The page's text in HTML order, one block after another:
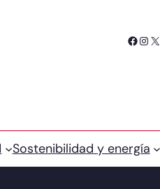
Facebook Instagram X
Sostenibilidad y energía